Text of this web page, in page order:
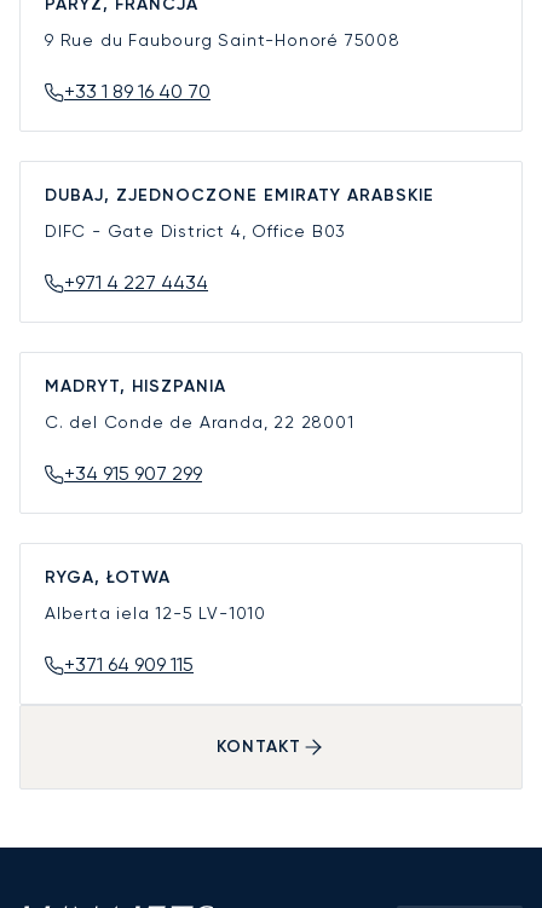
PARYŻ, FRANCJA
9 Rue du Faubourg Saint-Honoré 75008
+33 1 89 16 40 70
DUBAJ, ZJEDNOCZONE EMIRATY ARABSKIE
DIFC - Gate District 4, Office B03
+971 4 227 4434
MADRYT, HISZPANIA
C. del Conde de Aranda, 22 28001
+34 915 907 299
RYGA, ŁOTWA
Alberta iela 12-5 LV-1010
+371 64 909 115
KONTAKT